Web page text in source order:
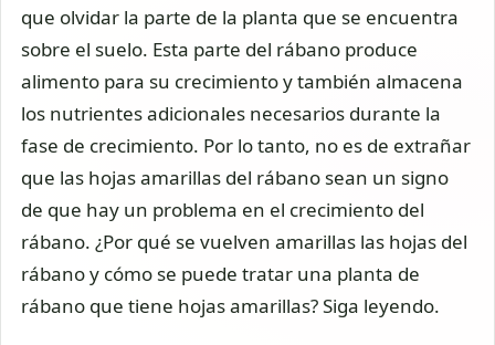
que olvidar la parte de la planta que se encuentra
sobre el suelo. Esta parte del rábano produce
alimento para su crecimiento y también almacena
los nutrientes adicionales necesarios durante la
fase de crecimiento. Por lo tanto, no es de extrañar
que las hojas amarillas del rábano sean un signo
de que hay un problema en el crecimiento del
rábano. ¿Por qué se vuelven amarillas las hojas del
rábano y cómo se puede tratar una planta de
rábano que tiene hojas amarillas? Siga leyendo.